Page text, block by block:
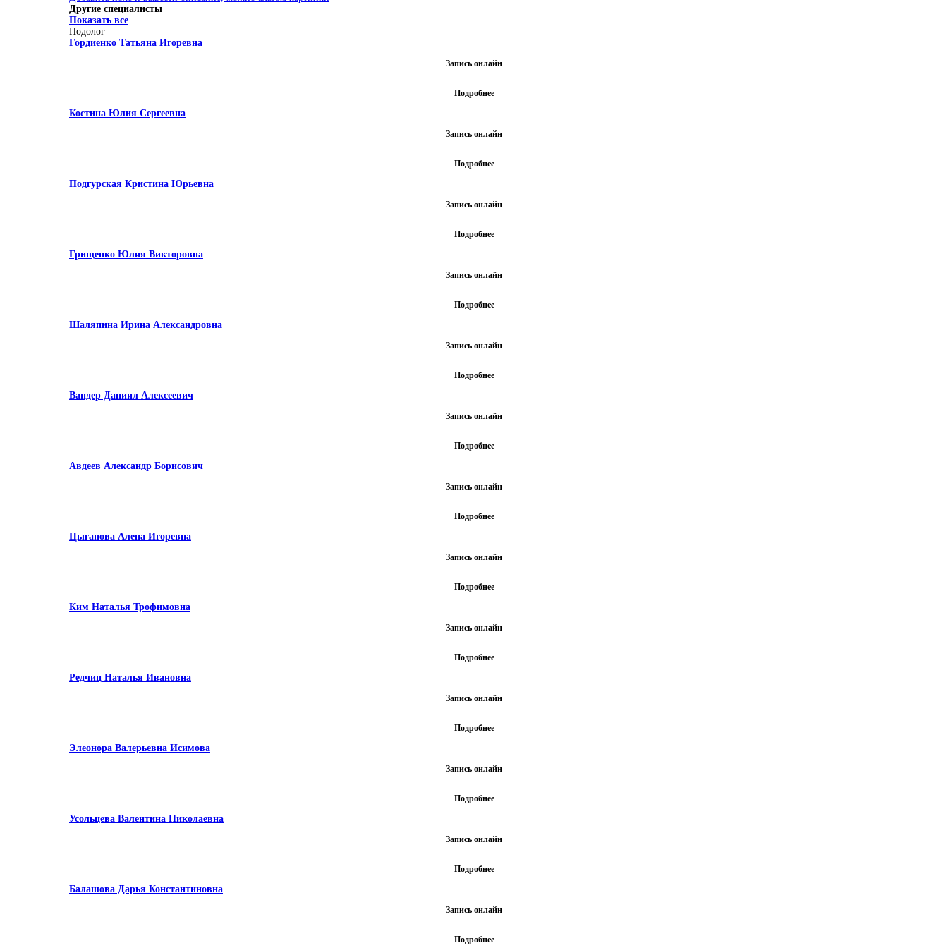
Другие специалисты
Показать все
Подолог
Гордиенко Татьяна Игоревна
Запись онлайн
Подробнее
Костина Юлия Сергеевна
Запись онлайн
Подробнее
Подгурская Кристина Юрьевна
Запись онлайн
Подробнее
Грищенко Юлия Викторовна
Запись онлайн
Подробнее
Шаляпина Ирина Александровна
Запись онлайн
Подробнее
Вандер Даниил Алексеевич
Запись онлайн
Подробнее
Авдеев Александр Борисович
Запись онлайн
Подробнее
Цыганова Алена Игоревна
Запись онлайн
Подробнее
Ким Наталья Трофимовна
Запись онлайн
Подробнее
Редчиц Наталья Ивановна
Запись онлайн
Подробнее
Элеонора Валерьевна Исимова
Запись онлайн
Подробнее
Усольцева Валентина Николаевна
Запись онлайн
Подробнее
Балашова Дарья Константиновна
Запись онлайн
Подробнее